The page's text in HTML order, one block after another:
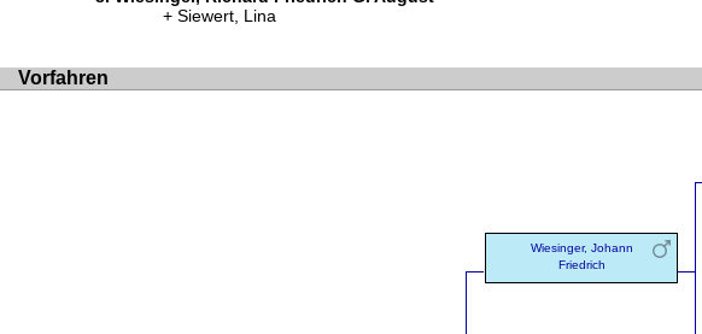
Siewert, Lina
Vorfahren
Wiesinger, Johann
Friedrich